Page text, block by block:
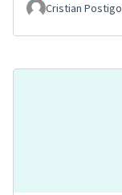
Cristian Postigo